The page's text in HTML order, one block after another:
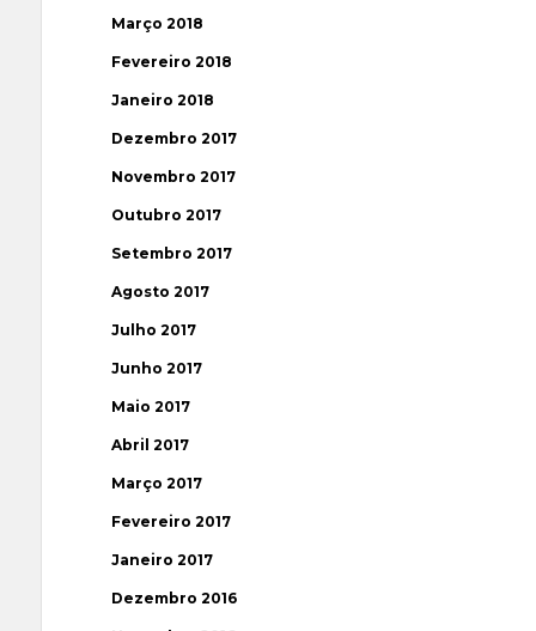
Março 2018
Fevereiro 2018
Janeiro 2018
Dezembro 2017
Novembro 2017
Outubro 2017
Setembro 2017
Agosto 2017
Julho 2017
Junho 2017
Maio 2017
Abril 2017
Março 2017
Fevereiro 2017
Janeiro 2017
Dezembro 2016